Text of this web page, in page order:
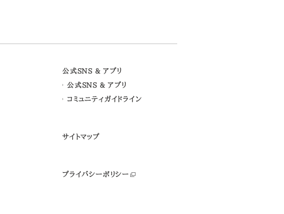
公式SNS & アプリ
公式SNS & アプリ
コミュニティガイドライン
サイトマップ
プライバシーポリシー